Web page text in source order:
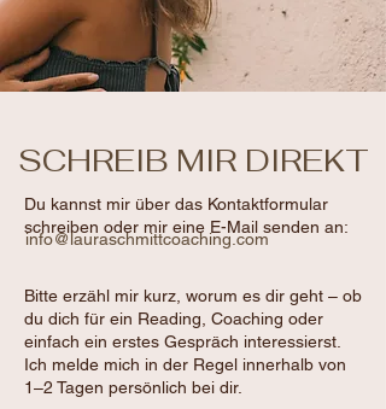
SCHREIB MIR DIREKT
Du kannst mir über das Kontaktformular
schreiben oder mir eine E-Mail senden an:
Bitte erzähl mir kurz, worum es dir geht – ob
du dich für ein Reading, Coaching oder
einfach ein erstes Gespräch interessierst.
Ich melde mich in der Regel innerhalb von
1–2 Tagen persönlich bei dir.
info@lauraschmittcoaching.com